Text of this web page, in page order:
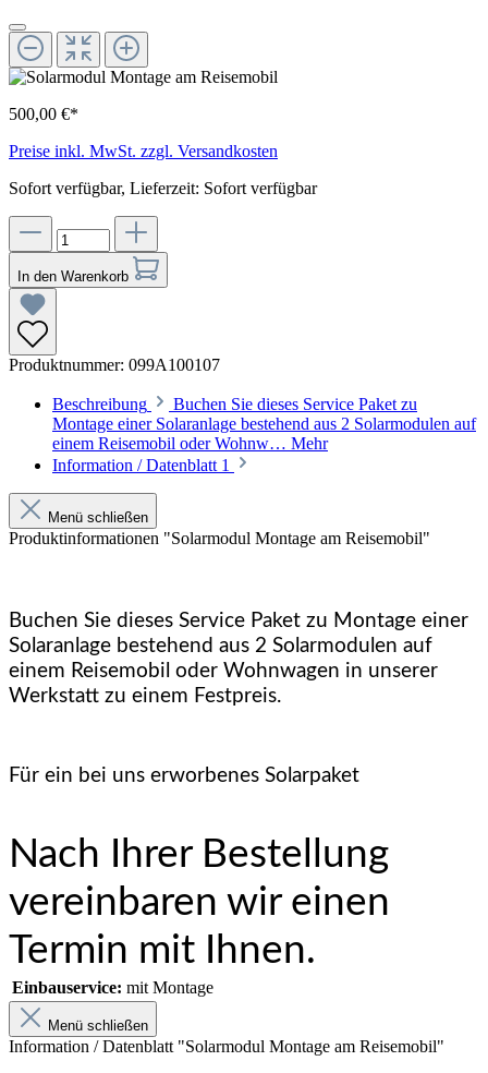
500,00 €*
Preise inkl. MwSt. zzgl. Versandkosten
Sofort verfügbar, Lieferzeit: Sofort verfügbar
In den Warenkorb
Produktnummer: 099A100107
Beschreibung
Buchen Sie dieses Service Paket zu
Montage einer Solaranlage bestehend aus 2 Solarmodulen auf
einem Reisemobil oder Wohnw… Mehr
Information / Datenblatt 1
Menü schließen
Produktinformationen "Solarmodul Montage am Reisemobil"
Buchen Sie dieses Service Paket zu Montage einer
Solaranlage bestehend aus 2 Solarmodulen auf
einem Reisemobil oder Wohnwagen in unserer
Werkstatt zu einem Festpreis.
Für ein bei uns erworbenes Solarpaket
Nach Ihrer Bestellung
vereinbaren wir einen
Termin mit Ihnen.
Einbauservice: mit Montage
Menü schließen
Information / Datenblatt "Solarmodul Montage am Reisemobil"